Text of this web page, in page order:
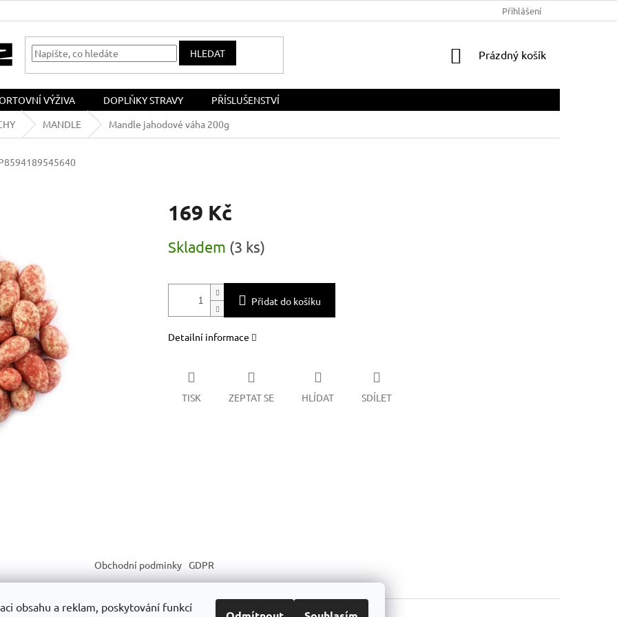
obsahu a reklam, poskytování funkcí
Přihlášení
HLEDAT
NÁKUPNÍ
Prázdný košík
VÝŽIVA DOPLŇKY STRAVY
PŘÍSLUŠENSTVÍ
MANDLE Mandle jahodové váha 200g
169 Kč
cena:
Skladem (3 ks)
Přidat do košíku
Detailní informace
TISK ZEPTAT SE HLÍDAT SDÍLET
Obchodní podminky GDPR